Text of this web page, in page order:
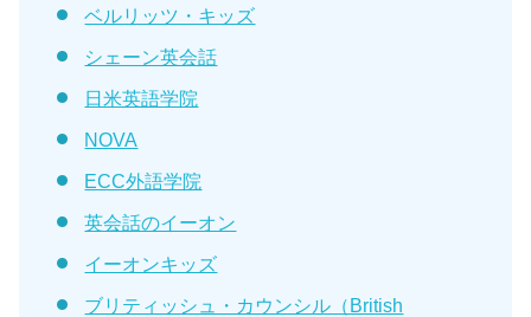
ベルリッツ・キッズ
シェーン英会話
日米英語学院
NOVA
ECC外語学院
英会話のイーオン
イーオンキッズ
ブリティッシュ・カウンシル（British